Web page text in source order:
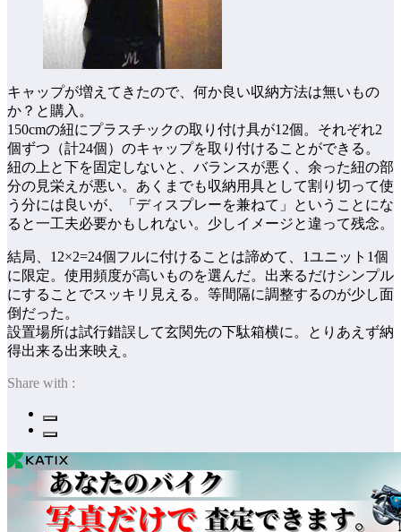
キャップが増えてきたので、何か良い収納方法は無いもの
か？と購入。
150cmの紐にプラスチックの取り付け具が12個。それぞれ2
個ずつ（計24個）のキャップを取り付けることができる。
紐の上と下を固定しないと、バランスが悪く、余った紐の部
分の見栄えが悪い。あくまでも収納用具として割り切って使
う分には良いが、「ディスプレーを兼ねて」ということにな
ると一工夫必要かもしれない。少しイメージと違って残念。
結局、12×2=24個フルに付けることは諦めて、1ユニット1個
に限定。使用頻度が高いものを選んだ。出来るだけシンプル
にすることでスッキリ見える。等間隔に調整するのが少し面
倒だった。
設置場所は試行錯誤して玄関先の下駄箱横に。とりあえず納
得出来る出来映え。
Share with :